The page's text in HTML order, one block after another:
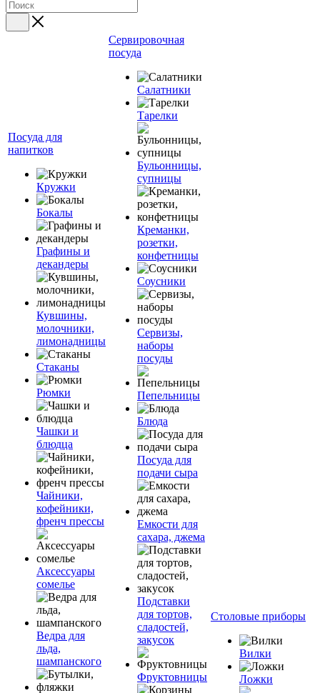
Посуда для
напитков
Кружки
Бокалы
Графины и
декандеры
Кувшины,
молочники,
лимонадницы
Стаканы
Рюмки
Чашки и
блюдца
Чайники,
кофейники,
френч прессы
Аксессуары
сомелье
Ведра для
льда,
шампанского
Сервировочная
посуда
Салатники
Тарелки
Бульонницы,
супницы
Креманки,
розетки,
конфетницы
Соусники
Сервизы,
наборы
посуды
Пепельницы
Блюда
Посуда для
подачи сыра
Емкости для
сахара, джема
Подставки
для тортов,
сладостей,
закусок
Фруктовницы
Столовые приборы
Вилки
Ложки